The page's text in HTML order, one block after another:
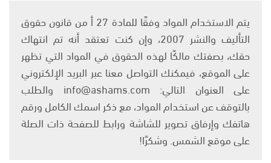
يتم الاستخدام المواد وفقًا للمادة 27 أ من قانون حقوق
التأليف والنشر 2007، وإن كنت تعتقد أنه تم انتهاك
حقك، بصفتك مالكًا لهذه الحقوق في المواد التي تظهر
على الموقع، فيمكنك التواصل معنا عبر البريد الإلكتروني
على العنوان التالي: info@ashams.com والطلب
بالتوقف عن استخدام المواد، مع ذكر اسمك الكامل ورقم
هاتفك وإرفاق تصوير للشاشة ورابط للصفحة ذات الصلة
على موقع الشمس. وشكرًا!